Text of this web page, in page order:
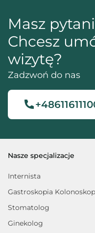
Masz
Chcesz
wizytę?
Zadzwoń do nas
Nasze specjalizacje
Internista
Gastroskopia
Stomatolog
Ginekolog